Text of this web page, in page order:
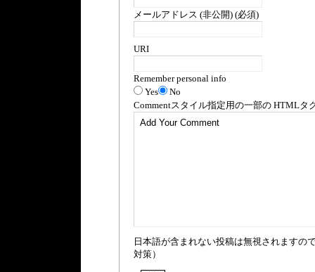
メールアドレス (非公開) (必須)
URI
Remember personal info
Yes
No
Commentスタイル指定用の一部の HTMLタ
日本語が含まれない投稿は無視されますの
対策）